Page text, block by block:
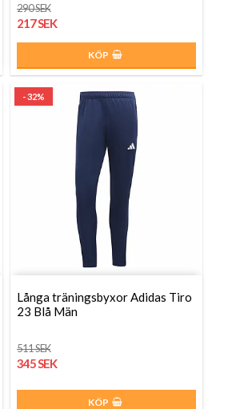
290 SEK
217 SEK
KÖP
- 32%
Långa träningsbyxor Adidas Tiro
23 Blå Män
511 SEK
345 SEK
KÖP